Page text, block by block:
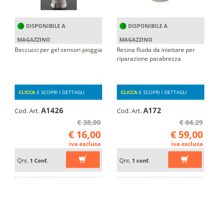
DISPONIBILE A
MAGAZZINO
Beccucci per gel sensori pioggia
CLICCA E SCOPRI I DETTAGLI
Cod. Art.A1426
€ 38,00
€ 16,00
iva esclusa
Qnt. 1 Conf.
DISPONIBILE A
MAGAZZINO
Resina fluida da iniettare per
riparazione parabrezza
CLICCA E SCOPRI I DETTAGLI
Cod. Art.A172
€ 84,29
€ 59,00
iva esclusa
Qnt. 1 conf.